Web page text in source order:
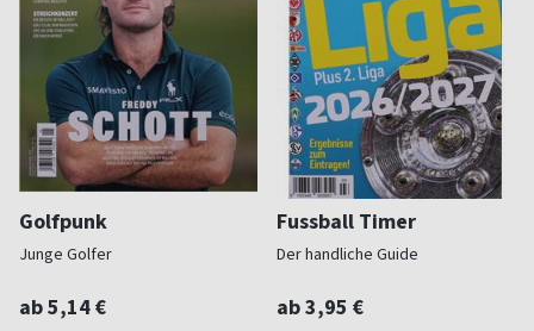
Golfpunk
Junge Golfer
ab 5,14 €
Fussball Timer
Der handliche Guide
ab 3,95 €